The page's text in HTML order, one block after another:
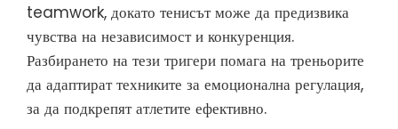
teamwork, докато тенисът може да предизвика
чувства на независимост и конкуренция.
Разбирането на тези тригери помага на треньорите
да адаптират техниките за емоционална регулация,
за да подкрепят атлетите ефективно.